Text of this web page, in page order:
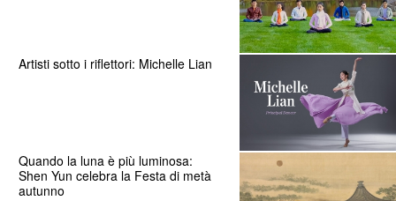
Artisti sotto i riflettori: Michelle Lian
Quando la luna è più luminosa:
Shen Yun celebra la Festa di metà
autunno